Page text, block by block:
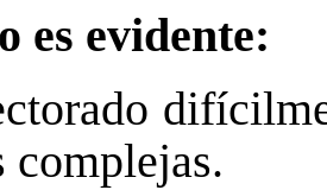
es evidente:
complejas.